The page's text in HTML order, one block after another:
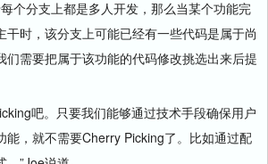
分支上都是多人开发，那么当某个功能完
干时，该分支上可能已经有一些代码是属于尚
们需要把属于该功能的代码修改挑选出来后提
吧。只要我们能够通过技术手段确保用户
能，就不需要Cherry Picking了。比如通过配